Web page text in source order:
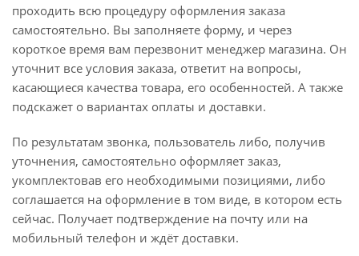
проходить всю процедуру оформления заказа
самостоятельно. Вы заполняете форму, и через
короткое время вам перезвонит менеджер магазина. Он
уточнит все условия заказа, ответит на вопросы,
касающиеся качества товара, его особенностей. А также
подскажет о вариантах оплаты и доставки.
По результатам звонка, пользователь либо, получив
уточнения, самостоятельно оформляет заказ,
укомплектовав его необходимыми позициями, либо
соглашается на оформление в том виде, в котором есть
сейчас. Получает подтверждение на почту или на
мобильный телефон и ждёт доставки.